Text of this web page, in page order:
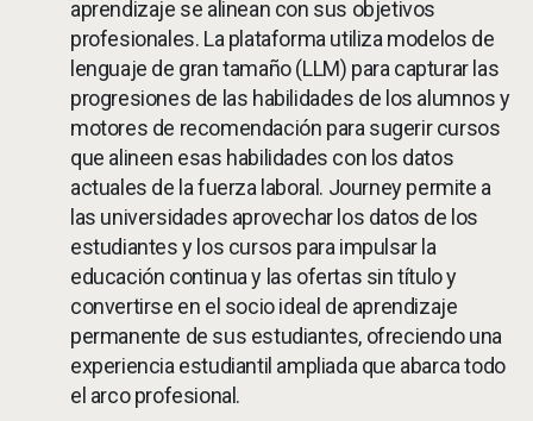
aprendizaje se alinean con sus objetivos
profesionales. La plataforma utiliza modelos de
lenguaje de gran tamaño (LLM) para capturar las
progresiones de las habilidades de los alumnos y
motores de recomendación para sugerir cursos
que alineen esas habilidades con los datos
actuales de la fuerza laboral. Journey permite a
las universidades aprovechar los datos de los
estudiantes y los cursos para impulsar la
educación continua y las ofertas sin título y
convertirse en el socio ideal de aprendizaje
permanente de sus estudiantes, ofreciendo una
experiencia estudiantil ampliada que abarca todo
el arco profesional.